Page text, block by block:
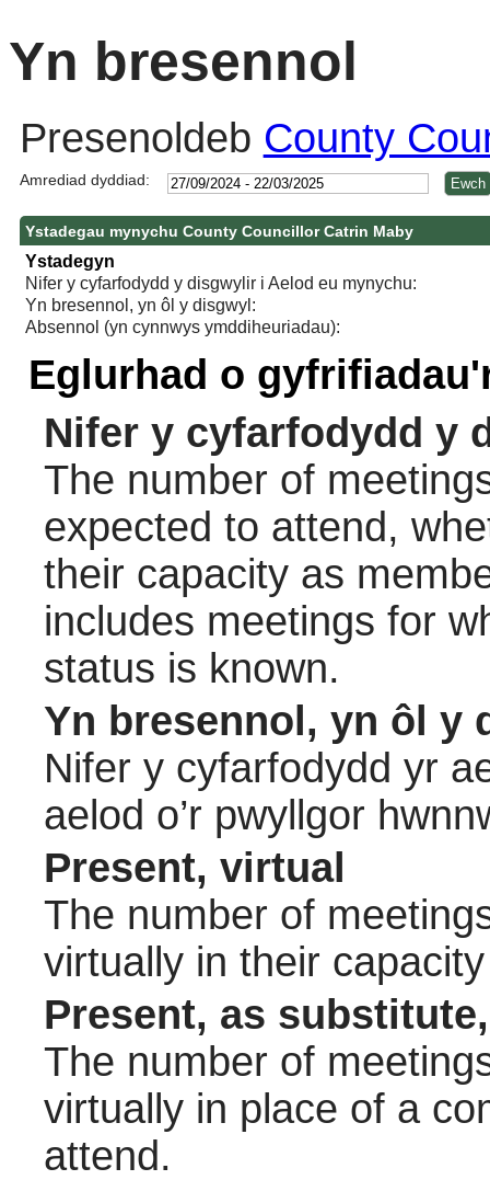
Yn bresennol
Presenoldeb County
Amrediad dyddiad:
Ystadegau mynychu County Councillor Catrin Maby
Ystadegyn
Nifer y cyfarfodydd y disgwylir i Aelod eu mynychu:
Yn bresennol, yn ôl y disgwyl:
Absennol (yn cynnwys ymddiheuriadau):
Eglurhad o
Nifer y cyfarfodydd y
The number of
expected to attend,
their capacity as
includes meetings for
status is known.
Yn bresennol, yn ôl y
Nifer y cyfarfodydd yr
aelod o’r pwyllgor
Present, virtual
The number of
virtually in their
Present, as
The number of
virtually in place of a
attend.